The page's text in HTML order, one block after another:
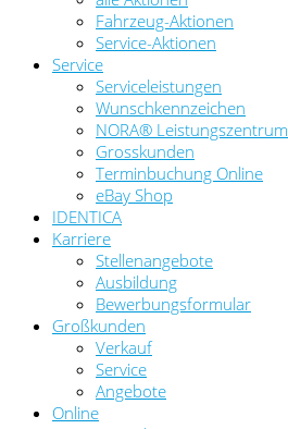
Fahrzeug-Aktionen
Service-Aktionen
Service
Serviceleistungen
Wunschkennzeichen
NORA® Leistungszentrum
Grosskunden
Terminbuchung Online
eBay Shop
IDENTICA
Karriere
Stellenangebote
Ausbildung
Bewerbungsformular
Großkunden
Verkauf
Service
Angebote
Online